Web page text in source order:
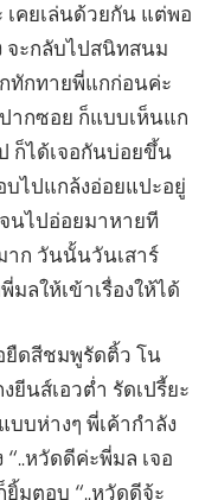
คยเล่นด้วยกัน แต่พอ
จะกลับไปสนิทสนม
กทักทายพี่แกก่อนค่ะ
ากซอย ก็แบบเห็นแก
ก็ได้เจอกันบ่อยขึ้น
ไปแกล้งอ่อยแปะอยู่
นไปอ่อยมาหายที
าก วันนั้นวันเสาร์
ลให้เข้าเรื่องให้ได้
ยืดสีชมพูรัดติ้ว โน
ยีนส์เอวต่ำ รัดเปรี้ยะ
บห่างๆ พี่เค้ากำลัง
หวัดดีค่ะพี่มล เจอ
มตอบ “..หวัดดีจ้ะ